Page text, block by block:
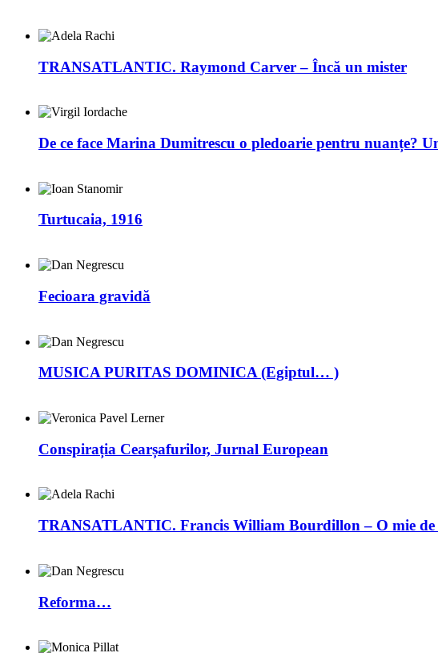
TRANSATLANTIC. Raymond Carver – Încă un mister
De ce face Marina Dumitrescu o pledoarie pentru nuanțe?
Turtucaia, 1916
Fecioara gravidă
MUSICA PURITAS DOMINICA (Egiptul… )
Conspirația Cearșafurilor, Jurnal European
TRANSATLANTIC. Francis William Bourdillon – O mie de
Reforma…